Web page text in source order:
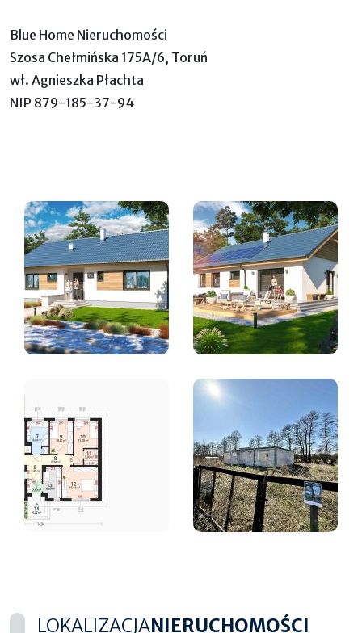
Blue Home Nieruchomości
Szosa Chełmińska 175A/6, Toruń
wł. Agnieszka Płachta
NIP 879-185-37-94
LOKALIZACJANIERUCHOMOŚCI